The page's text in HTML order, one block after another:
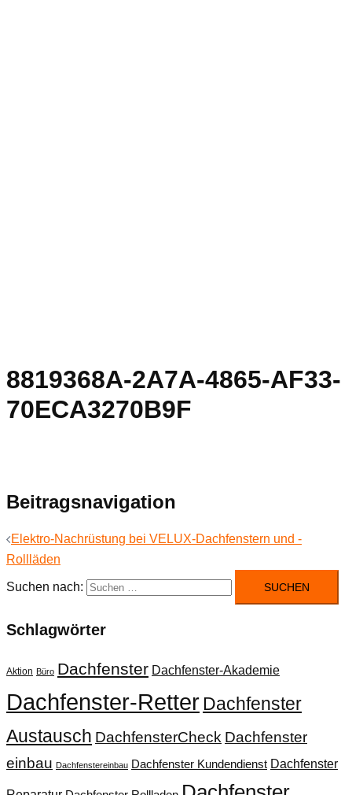
8819368A-2A7A-4865-AF33-
70ECA3270B9F
Beitragsnavigation
Elektro-Nachrüstung bei VELUX-Dachfenstern und -
Rollläden
Suchen nach:
Schlagwörter
Aktion Büro Dachfenster Dachfenster-Akademie
Dachfenster-RetterDachfenster
Austausch DachfensterCheck Dachfenster
einbau Dachfenstereinbau Dachfenster Kundendienst Dachfenster